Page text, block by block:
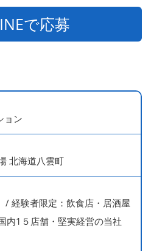
で応募
ョン
北海道八雲町
/ 経験者限定：飲食店・居酒屋
内1５店舗・堅実経営の当社